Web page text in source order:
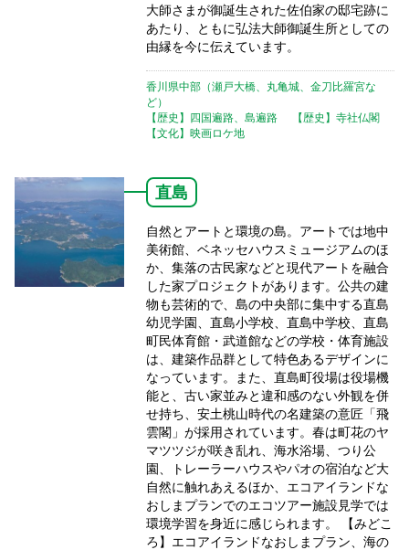
大師さまが御誕生された佐伯家の邸宅跡に
あたり、ともに弘法大師御誕生所としての
由縁を今に伝えています。
香川県中部（瀬戸大橋、丸亀城、金刀比羅宮な
ど）
【歴史】四国遍路、島遍路
【歴史】寺社仏閣
【文化】映画ロケ地
直島
自然とアートと環境の島。アートでは地中
美術館、ベネッセハウスミュージアムのほ
か、集落の古民家などと現代アートを融合
した家プロジェクトがあります。公共の建
物も芸術的で、島の中央部に集中する直島
幼児学園、直島小学校、直島中学校、直島
町民体育館・武道館などの学校・体育施設
は、建築作品群として特色あるデザインに
なっています。また、直島町役場は役場機
能と、古い家並みと違和感のない外観を併
せ持ち、安土桃山時代の名建築の意匠「飛
雲閣」が採用されています。春は町花のヤ
マツツジが咲き乱れ、海水浴場、つり公
園、トレーラーハウスやパオの宿泊など大
自然に触れあえるほか、エコアイランドな
おしまプランでのエコツアー施設見学では
環境学習を身近に感じられます。 【みどこ
ろ】エコアイランドなおしまプラン、海の